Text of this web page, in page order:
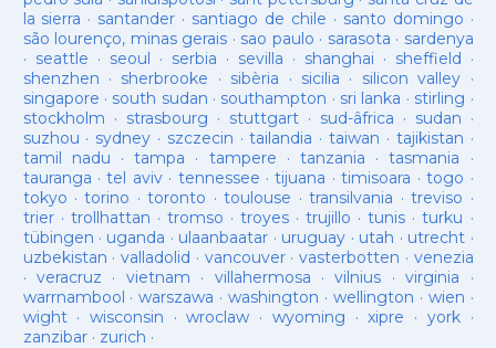
la sierra · santander · santiago de chile · santo domingo ·
são lourenço, minas gerais · sao paulo · sarasota · sardenya
· seattle · seoul · serbia · sevilla · shanghai · sheffield ·
shenzhen · sherbrooke · sibèria · sicilia · silicon valley ·
singapore · south sudan · southampton · sri lanka · stirling ·
stockholm · strasbourg · stuttgart· sud-âfrica · sudan ·
suzhou · sydney · szczecin ·tailandia ·taiwan · tajikistan ·
tamil nadu ·tampa · tampere · tanzania ·tasmania ·
tauranga ·tel aviv· tennessee ·tijuana ·timisoara ·togo ·
tokyo ·torino ·toronto ·toulouse ·transilvania ·treviso ·
trier· trollhattan · tromso · troyes·trujillo ·tunis ·turku ·
tübingen · uganda · ulaanbaatar · uruguay · utah · utrecht ·
uzbekistan · valladolid · vancouver· vasterbotten · venezia
· veracruz · vietnam · villahermosa ·vilnius ·virginia ·
warrnambool ·warszawa ·washington · wellington · wien ·
wight· wisconsin ·wroclaw · wyoming ·xipre · york·
zanzibar· zurich ·